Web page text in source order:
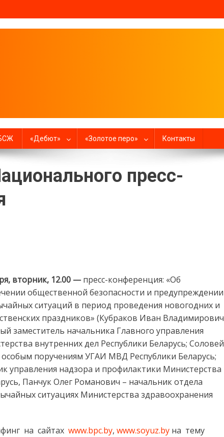
«Дебют» «Золотое перо» Контакты
пресс-
вторник, 12.00 —пресс-конференция: «Об
общественной безопасности и предупреждении
ситуаций в период проведения новогодних и
праздников» (Кубраков Иван Владимирович
заместитель начальника Главного управления
внутренних дел Республики Беларусь; Соловей
поручениям УГАИ МВД Республики Беларусь;
управления надзора и профилактики Министерства
Панчук Олег Романович – начальник отдела
ситуациях Министерства здравоохранения
на сайтах www.bpc.by, www.soyuz.by на тему